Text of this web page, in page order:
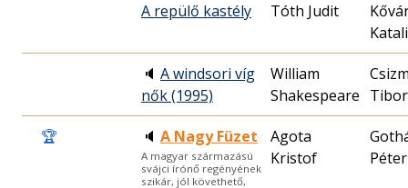
A repülő kastély Tóth Judit
🔈 A windsori víg
nők (1995)
William
Shakespeare Tibor
🏆 🔈 A Nagy Füzet
A magyar származású
svájci írónő regényének
szikár, jól követhető,
Agota
Kristof
Péter